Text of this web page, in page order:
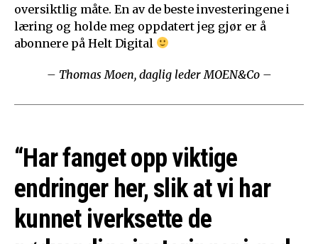
oversiktlig måte. En av de beste investeringene i
læring og holde meg oppdatert jeg gjør er å
abonnere på Helt Digital
– Thomas Moen, daglig leder MOEN&Co –
“Har fanget opp viktige
endringer her, slik at vi har
kunnet iverksette de